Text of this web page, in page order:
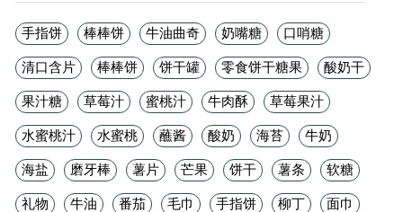
手指饼 棒棒饼 牛油曲奇 奶嘴糖 口哨糖
清口含片 棒棒饼 饼干罐 零食饼干糖果 酸奶干
果汁糖 草莓汁 蜜桃汁 牛肉酥 草莓果汁
水蜜桃汁 水蜜桃 蘸酱 酸奶 海苔 牛奶
海盐 磨牙棒 薯片 芒果 饼干 薯条 软糖
礼物 牛油 番茄 毛巾 手指饼 柳丁 面巾